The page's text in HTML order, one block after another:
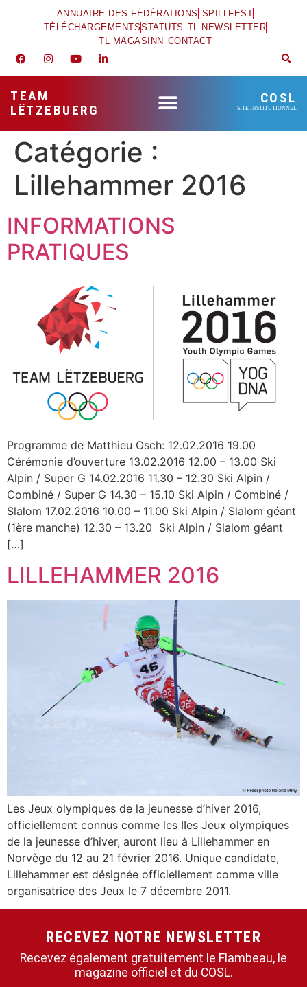
ANNUAIRE DES FÉDÉRATIONS SPILLFEST
TÉLÉCHARGEMENTSSTATUTS TL NEWSLETTER
TL MAGASINN CONTACT
TEAM
LËTZEBUERG
COSL
SITE INSTITUTIONNEL
Catégorie :
Lillehammer 2016
INFORMATIONS
PRATIQUES
Programme de Matthieu Osch: 12.02.2016 19.00
Cérémonie d’ouverture 13.02.2016 12.00 – 13.00 Ski
Alpin / Super G 14.02.2016 11.30 – 12.30 Ski Alpin /
Combiné / Super G 14.30 – 15.10 Ski Alpin / Combiné /
Slalom 17.02.2016 10.00 – 11.00 Ski Alpin / Slalom géant
(1ère manche) 12.30 – 13.20 Ski Alpin / Slalom géant
[…]
LILLEHAMMER 2016
Les Jeux olympiques de la jeunesse d’hiver 2016,
officiellement connus comme les IIes Jeux olympiques
de la jeunesse d’hiver, auront lieu à Lillehammer en
Norvège du 12 au 21 février 2016. Unique candidate,
Lillehammer est désignée officiellement comme ville
organisatrice des Jeux le 7 décembre 2011.
RECEVEZ NOTRE NEWSLETTER
Recevez également gratuitement le Flambeau, le
magazine officiel et du COSL.